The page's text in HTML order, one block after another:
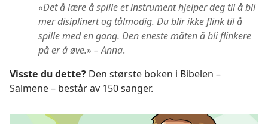
«Det å lære å spille et instrument hjelper deg til å bli
mer disiplinert og tålmodig. Du blir ikke flink til å
spille med en gang. Den eneste måten å bli flinkere
på er å øve.» – Anna.
Visste du dette? Den største boken i Bibelen –
Salmene – består av 150 sanger.